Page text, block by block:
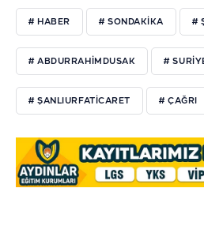
# HABER # SONDAKİKA #
# ABDURRAHİMDUSAK #
# ŞANLIURFATİCARET # ÇAĞRI